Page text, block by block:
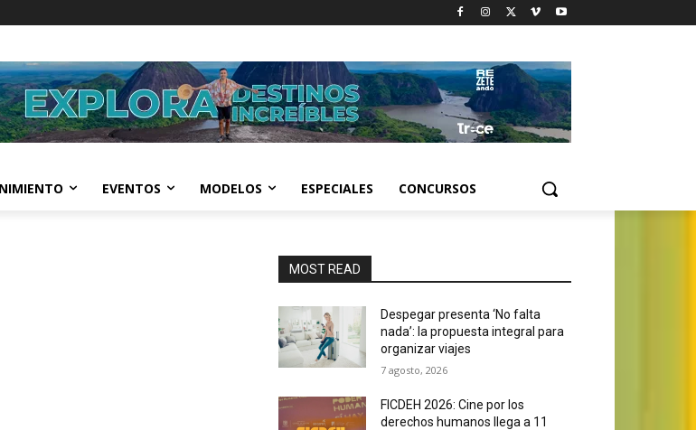
EVENTOS MODELOS ESPECIALES CONCURSOS
MOST READ
Despegar presenta ‘No falta
nada’: la propuesta integral para
organizar viajes
7 agosto, 2026
FICDEH 2026: Cine por los
derechos humanos llega a 11